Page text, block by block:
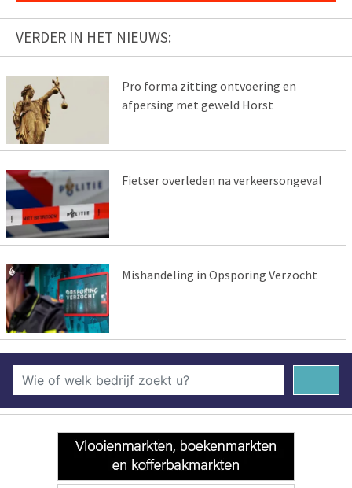
VERDER IN HET NIEUWS:
Pro forma zitting ontvoering en
afpersing met geweld Horst
Fietser overleden na verkeersongeval
Mishandeling in Opsporing Verzocht